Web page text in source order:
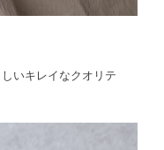
いキレイなクオリテ